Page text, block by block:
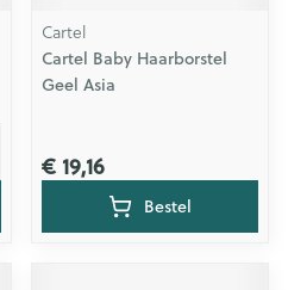
Cartel
Cartel Baby Haarborstel
Geel Asia
€ 19,16
Bestel